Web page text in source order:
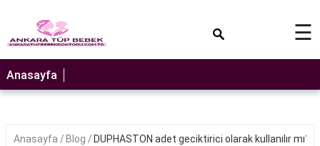
☰
Anasayfa
Anasayfa Blog DUPHASTON adet geciktirici olarak kullanılır mı?